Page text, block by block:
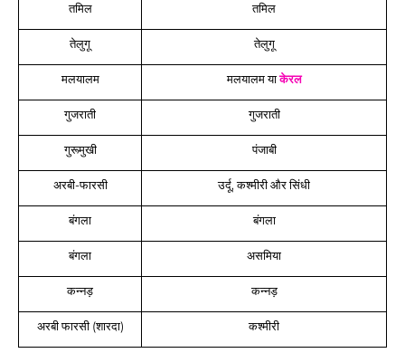
तमिल तमिल
तेलुगू तेलुगू
मलयालम मलयालम या केरल
गुजराती गुजराती
गुरूमुखी पंजाबी
अरबी-फारसी उर्दू, कश्मीरी और सिंधी
बंगला बंगला
बंगला असमिया
कन्नड़ कन्नड़
अरबी फारसी (शारदा) कश्मीरी